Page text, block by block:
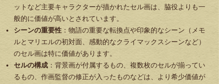
ットなど主要キャラクターが描かれたセル画は、脇役よりも一
般的に価値が高いとされています。
シーンの重要性 ：物語の重要な転換点や印象的なシーン（メモ
ルとマリエルの初対面、感動的なクライマックスシーンなど）
のセル画は特に価値があります。
セルの構成 ：背景画が付属するもの、複数枚のセルが揃ってい
るもの、作画監督の修正が入ったものなどは、より希少価値が